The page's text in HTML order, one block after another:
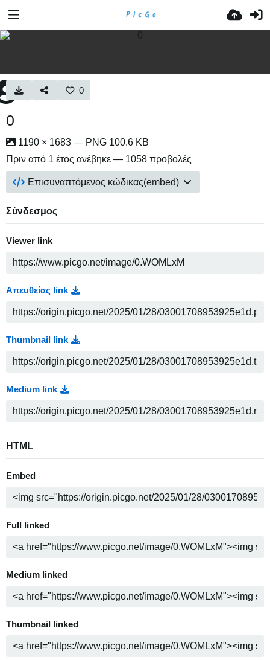
0
0
1190 × 1683 — PNG 100.6 KB
Πριν από 1 έτος ανέβηκε — 1058 προβολές
Επισυναπτόμενος κώδικας(embed)
Σύνδεσμος
Viewer link
Απευθείας link
Thumbnail link
Medium link
HTML
Embed
Full linked
Medium linked
Thumbnail linked